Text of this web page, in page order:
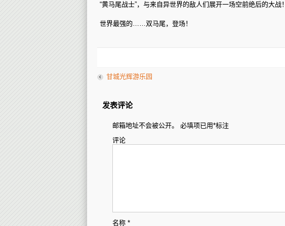
“黄马尾战士”，与来自异世界的敌人们展开一场空前绝后的大战！
世界最强的……双马尾，登场！
甘城光辉游乐园
发表评论
邮箱地址不会被公开。 必填项已用*标注
评论
名称 *